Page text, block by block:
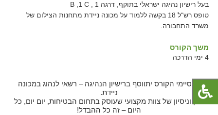
בעל רישיון נהיגה ישראלי בתוקף, דרגה 1 , B ,1 C
טופס רש"ל 18 בקשה ללמוד על מכונה ניידת מתחנות הצילום של
משרד התחבורה.
משך הקורס
4 ימי הדרכה
למסיימי הקורס יתווסף ברישיון הנהיגה – רשאי לנהוג במכונה
ניידת.
ותק וניסיון של צוות מקצועי שעוסק בתחום הבטיחות, יום יום, כל
היום – זה כל ההבדל!